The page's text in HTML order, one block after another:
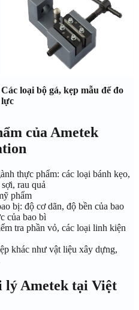
Các loại bộ gá, kẹp mẫu để đo
lực
của Ametek
thực phẩm: các loại bánh kẹo,
rau quả
phẩm
bị: độ cơ dãn, độ bền của bao
của bao bì
tra phần vỏ, các loại linh kiện
khác như vật liệu xây dựng,
lý Ametek tại Việt